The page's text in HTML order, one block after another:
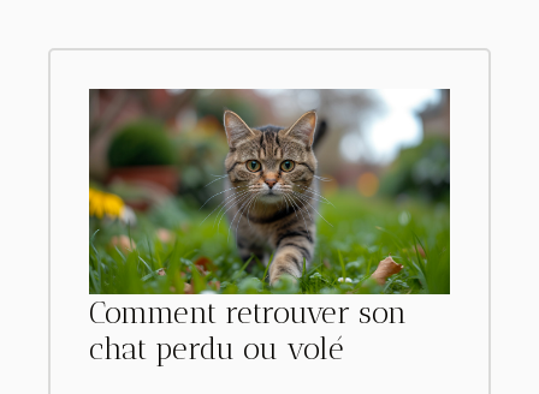
Comment retrouver son
chat perdu ou volé